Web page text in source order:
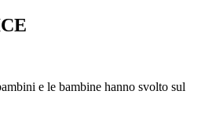
e le bambine hanno svolto sul